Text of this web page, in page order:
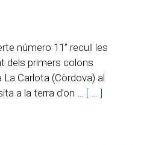
número 11” recull les
dels primers colons
Carlota (Còrdova) al
a la terra d’on … [ … ]